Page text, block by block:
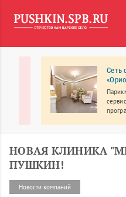
Сеть
НОВАЯ КЛИНИКА
ПУШКИН!
Новости компаний